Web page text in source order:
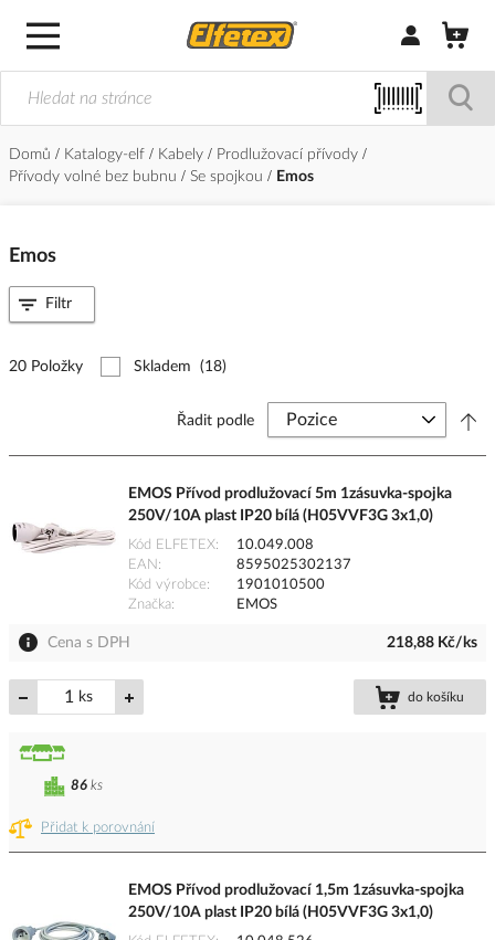
Přihlásit/
Domů Katalogy-elf Kabely
Prodlužovací přívody
Přívody volné bez bubnu
Se spojkou Emos
Emos
20 Položky Skladem (18)
Řadit podle
EMOS Přívod prodlužovací 5m 1zásuvka-spojka
250V/10A plast IP20 bílá (H05VVF3G 3x1,0)
Kód ELFETEX
10.049.008
EAN
8595025302137
Kód výrobce
1901010500
Značka
EMOS
Cena s DPH 218,88 Kč/ks
ks do košíku
Přidat k porovnání
86 ks
EMOS Přívod prodlužovací 1,5m 1zásuvka-spojka
250V/10A plast IP20 bílá (H05VVF3G 3x1,0)
Filtr